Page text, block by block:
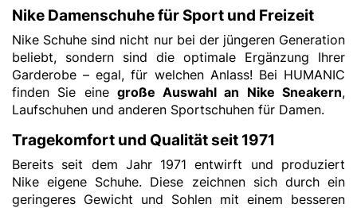
Nike Damenschuhe für Sport und Freizeit
Nike Schuhe sind nicht nur bei der jüngeren Generation
beliebt, sondern sind die optimale Ergänzung Ihrer
Garderobe – egal, für welchen Anlass! Bei HUMANIC
finden Sie eine große Auswahl an Nike Sneakern,
Laufschuhen und anderen Sportschuhen für Damen.
Tragekomfort und Qualität seit 1971
Bereits seit dem Jahr 1971 entwirft und produziert
Nike eigene Schuhe. Diese zeichnen sich durch ein
geringeres Gewicht und Sohlen mit einem besseren